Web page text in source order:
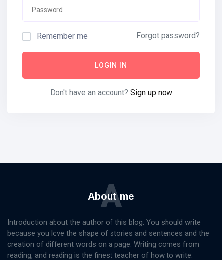
Remember me Forgot password?
LOGIN IN
Don't have an account? Sign up now
About me
A
Introduction about the author of this blog. You should write
because you love the shape of stories and sentences and the
creation of different words on a page. Writing comes from
reading, and reading is the finest teacher of how to write.